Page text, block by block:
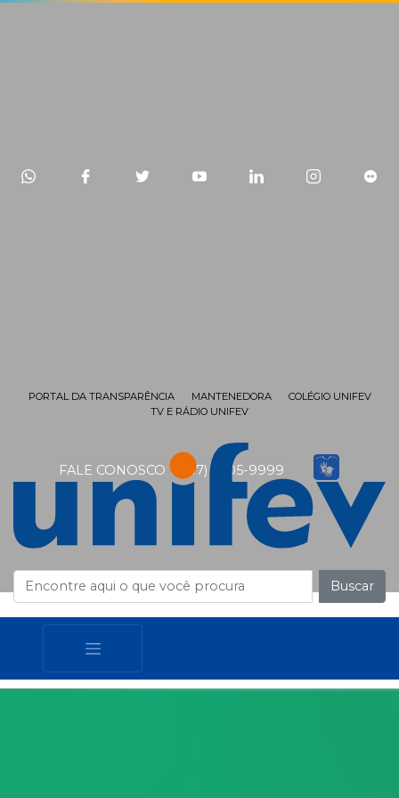
FALE CONOSCO (17) 3405-9999
PORTAL DA TRANSPARÊNCIA MANTENEDORA
COLÉGIO UNIFEV
TV E RÁDIO UNIFEV
Buscar